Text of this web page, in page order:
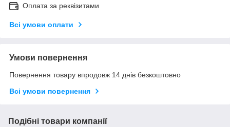
Оплата за реквізитами
Всі умови оплати
Умови повернення
Повернення товару впродовж 14 днів безкоштовно
Всі умови повернення
Подібні товари компанії